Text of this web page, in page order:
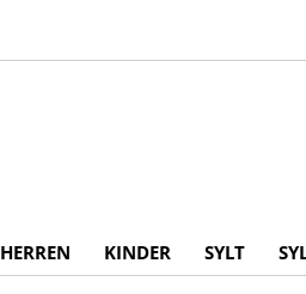
HERREN KINDER SYLT